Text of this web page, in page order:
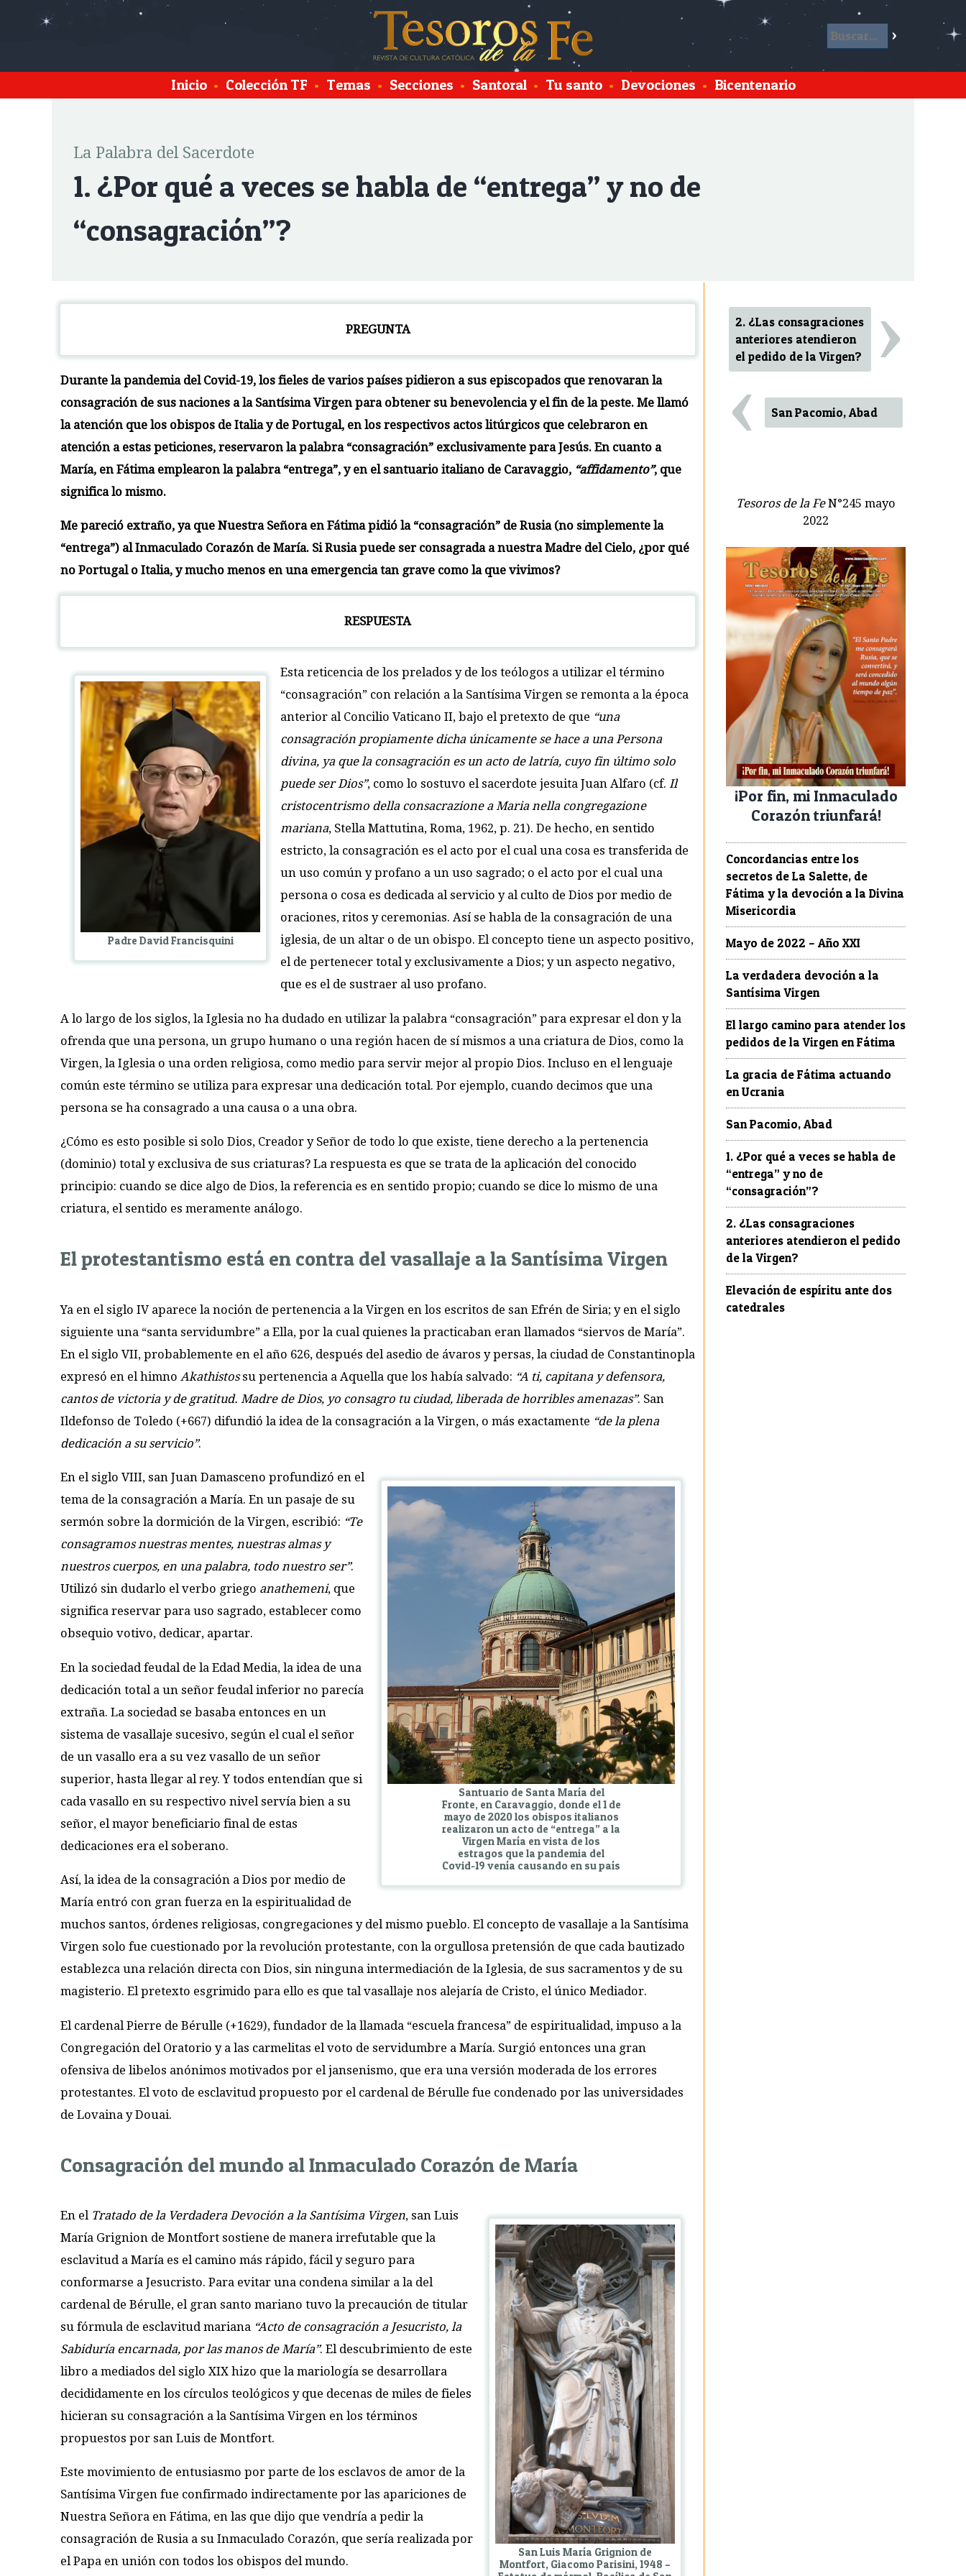
Inicio • Colección TF • Temas • Secciones • Santoral • Tu santo • Devociones • Bicentenario
La Palabra del Sacerdote
1. ¿Por qué a veces se habla de “entrega” y no de
“consagración”?
PREGUNTA
Durante la pandemia del Covid-19, los fieles de varios países pidieron a sus episcopados que renovaran la
consagración de sus naciones a la Santísima Virgen para obtener su benevolencia y el fin de la peste. Me llamó
la atención que los obispos de Italia y de Portugal, en los respectivos actos litúrgicos que celebraron en
atención a estas peticiones, reservaron la palabra “consagración” exclusivamente para Jesús. En cuanto a
María, en Fátima emplearon la palabra “entrega”, y en el santuario italiano de Caravaggio, “affidamento”, que
significa lo mismo.
Me pareció extraño, ya que Nuestra Señora en Fátima pidió la “consagración” de Rusia (no simplemente la
“entrega”) al Inmaculado Corazón de María. Si Rusia puede ser consagrada a nuestra Madre del Cielo, ¿por qué
no Portugal o Italia, y mucho menos en una emergencia tan grave como la que vivimos?
RESPUESTA
Padre David Francisquini
Esta reticencia de los prelados y de los teólogos a utilizar el término
“consagración” con relación a la Santísima Virgen se remonta a la época
anterior al Concilio Vaticano II, bajo el pretexto de que “una
consagración propiamente dicha únicamente se hace a una Persona
divina, ya que la consagración es un acto de latría, cuyo fin último solo
puede ser Dios”, como lo sostuvo el sacerdote jesuita Juan Alfaro (cf. Il
cristocentrismo della consacrazione a Maria nella congregazione
mariana, Stella Mattutina, Roma, 1962, p. 21). De hecho, en sentido
estricto, la consagración es el acto por el cual una cosa es transferida de
un uso común y profano a un uso sagrado; o el acto por el cual una
persona o cosa es dedicada al servicio y al culto de Dios por medio de
oraciones, ritos y ceremonias. Así se habla de la consagración de una
iglesia, de un altar o de un obispo. El concepto tiene un aspecto positivo,
el de pertenecer total y exclusivamente a Dios; y un aspecto negativo,
que es el de sustraer al uso profano.
A lo largo de los siglos, la Iglesia no ha dudado en utilizar la palabra “consagración” para expresar el don y la
ofrenda que una persona, un grupo humano o una región hacen de sí mismos a una criatura de Dios, como la
Virgen, la Iglesia o una orden religiosa, como medio para servir mejor al propio Dios. Incluso en el lenguaje
común este término se utiliza para expresar una dedicación total. Por ejemplo, cuando decimos que una
persona se ha consagrado a una causa o a una obra.
¿Cómo es esto posible si solo Dios, Creador y Señor de todo lo que existe, tiene derecho a la pertenencia
(dominio) total y exclusiva de sus criaturas? La respuesta es que se trata de la aplicación del conocido
principio: cuando se dice algo de Dios, la referencia es en sentido propio; cuando se dice lo mismo de una
criatura, el sentido es meramente análogo.
El protestantismo está en contra del vasallaje a la Santísima Virgen
Ya en el siglo IV aparece la noción de pertenencia a la Virgen en los escritos de san Efrén de Siria; y en el siglo
siguiente una “santa servidumbre” a Ella, por la cual quienes la practicaban eran llamados “siervos de María”.
En el siglo VII, probablemente en el año 626, después del asedio de ávaros y persas, la ciudad de Constantinopla
expresó en el himno Akathistossu pertenencia a Aquella que los había salvado: “A ti, capitana y defensora,
cantos de victoria y de gratitud. Madre de Dios, yo consagro tu ciudad, liberada de horribles amenazas”. San
Ildefonso de Toledo (+667) difundió la idea de la consagración a la Virgen, o más exactamente “de la plena
dedicación a su servicio”.
Santuario de Santa María del
Fronte, en Caravaggio, donde el 1 de
mayo de 2020 los obispos italianos
realizaron un acto de “entrega” a la
Virgen María en vista de los
estragos que la pandemia del
Covid-19 venía causando en su país
En el siglo VIII, san Juan Damasceno profundizó en el
tema de la consagración a María. En un pasaje de su
sermón sobre la dormición de la Virgen, escribió: “Te
consagramos nuestras mentes, nuestras almas y
nuestros cuerpos, en una palabra, todo nuestro ser”.
Utilizó sin dudarlo el verbo griego anathemeni, que
significa reservar para uso sagrado, establecer como
obsequio votivo, dedicar, apartar.
En la sociedad feudal de la Edad Media, la idea de una
dedicación total a un señor feudal inferior no parecía
extraña. La sociedad se basaba entonces en un
sistema de vasallaje sucesivo, según el cual el señor
de un vasallo era a su vez vasallo de un señor
superior, hasta llegar al rey. Y todos entendían que si
cada vasallo en su respectivo nivel servía bien a su
señor, el mayor beneficiario final de estas
dedicaciones era el soberano.
Así, la idea de la consagración a Dios por medio de
María entró con gran fuerza en la espiritualidad de
muchos santos, órdenes religiosas, congregaciones y del mismo pueblo. El concepto de vasallaje a la Santísima
Virgen solo fue cuestionado por la revolución protestante, con la orgullosa pretensión de que cada bautizado
establezca una relación directa con Dios, sin ninguna intermediación de la Iglesia, de sus sacramentos y de su
magisterio. El pretexto esgrimido para ello es que tal vasallaje nos alejaría de Cristo, el único Mediador.
El cardenal Pierre de Bérulle (+1629), fundador de la llamada “escuela francesa” de espiritualidad, impuso a la
Congregación del Oratorio y a las carmelitas el voto de servidumbre a María. Surgió entonces una gran
ofensiva de libelos anónimos motivados por el jansenismo, que era una versión moderada de los errores
protestantes. El voto de esclavitud propuesto por el cardenal de Bérulle fue condenado por las universidades
de Lovaina y Douai.
Consagración del mundo al Inmaculado Corazón de María
San Luis María Grignion de
Montfort, Giacomo Parisini, 1948 –
En el Tratado de la Verdadera Devoción a la Santísima Virgen, san Luis
María Grignion de Montfort sostiene de manera irrefutable que la
esclavitud a María es el camino más rápido, fácil y seguro para
conformarse a Jesucristo. Para evitar una condena similar a la del
cardenal de Bérulle, el gran santo mariano tuvo la precaución de titular
su fórmula de esclavitud mariana “Acto de consagración a Jesucristo, la
Sabiduría encarnada, por las manos de María”. El descubrimiento de este
libro a mediados del siglo XIX hizo que la mariología se desarrollara
decididamente en los círculos teológicos y que decenas de miles de fieles
hicieran su consagración a la Santísima Virgen en los términos
propuestos por san Luis de Montfort.
Este movimiento de entusiasmo por parte de los esclavos de amor de la
Santísima Virgen fue confirmado indirectamente por las apariciones de
Nuestra Señora en Fátima, en las que dijo que vendría a pedir la
consagración de Rusia a su Inmaculado Corazón, que sería realizada por
el Papa en unión con todos los obispos del mundo.
2. ¿Las consagraciones
anteriores atendieron
el pedido de la Virgen?
›
‹ San Pacomio, Abad
Tesoros de la FeN°245 mayo
2022
¡Por fin, mi Inmaculado
Corazón triunfará!
Concordancias entre los
secretos de La Salette, de
Fátima y la devoción a la Divina
Misericordia
Mayo de 2022 – Año XXI
La verdadera devoción a la
Santísima Virgen
El largo camino para atender los
pedidos de la Virgen en Fátima
La gracia de Fátima actuando
en Ucrania
San Pacomio, Abad
1. ¿Por qué a veces se habla de
“entrega” y no de
“consagración”?
2. ¿Las consagraciones
anteriores atendieron el pedido
de la Virgen?
Elevación de espíritu ante dos
catedrales